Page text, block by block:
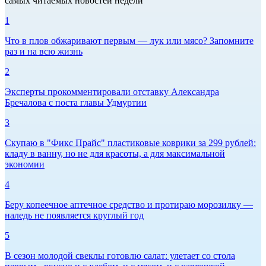
1
Что в плов обжаривают первым — лук или мясо? Запомните
раз и на всю жизнь
2
Эксперты прокомментировали отставку Александра
Бречалова с поста главы Удмуртии
3
Скупаю в "Фикс Прайс" пластиковые коврики за 299 рублей:
кладу в ванну, но не для красоты, а для максимальной
экономии
4
Беру копеечное аптечное средство и протираю морозилку —
наледь не появляется круглый год
5
В сезон молодой свеклы готовлю салат: улетает со стола